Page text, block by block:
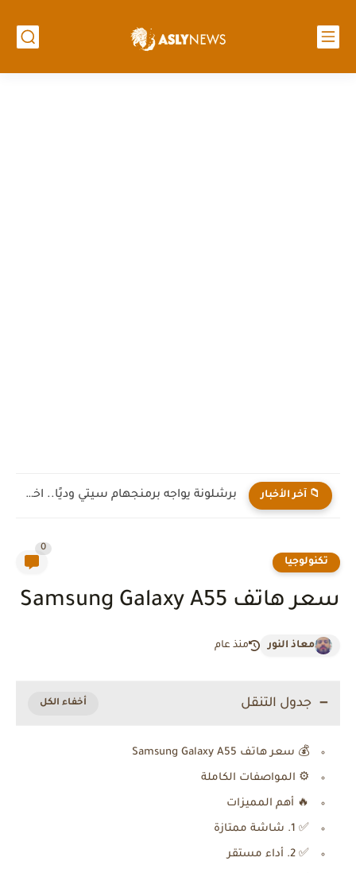
📁 آخر الأخبار برشلونة يواجه برمنجهام سيتي وديًا.. اختبار جديد لهانز فليك قبل...
تكنولوجيا
0
سعر هاتف Samsung Galaxy A55
معاذ النور منذ عام
جدول التنقل
💰 سعر هاتف Samsung Galaxy A55
⚙️ المواصفات الكاملة
🔥 أهم المميزات
✅ 1. شاشة ممتازة
✅ 2. أداء مستقر